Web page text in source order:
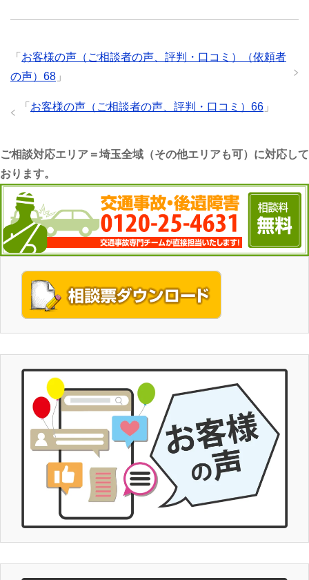
「 お客様の声（ご相談者の声、評判・口コミ）（依頼者
の声）68 」
「 お客様の声（ご相談者の声、評判・口コミ）66 」
ご相談対応エリア＝埼玉全域（その他エリアも可）に対応して
おります。